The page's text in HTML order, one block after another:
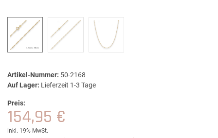
Artikel-Nummer: 50-2168
Auf Lager: Lieferzeit 1-3 Tage
Preis:
154,95 €
inkl. 19% MwSt.